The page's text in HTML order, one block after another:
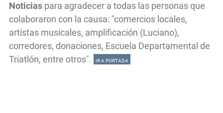
Noticias para agradecer a todas las personas que
colaboraron con la causa: "comercios locales,
artistas musicales, amplificación (Luciano),
corredores, donaciones, Escuela Departamental de
Triatlón, entre otros".
IR A PORTADA